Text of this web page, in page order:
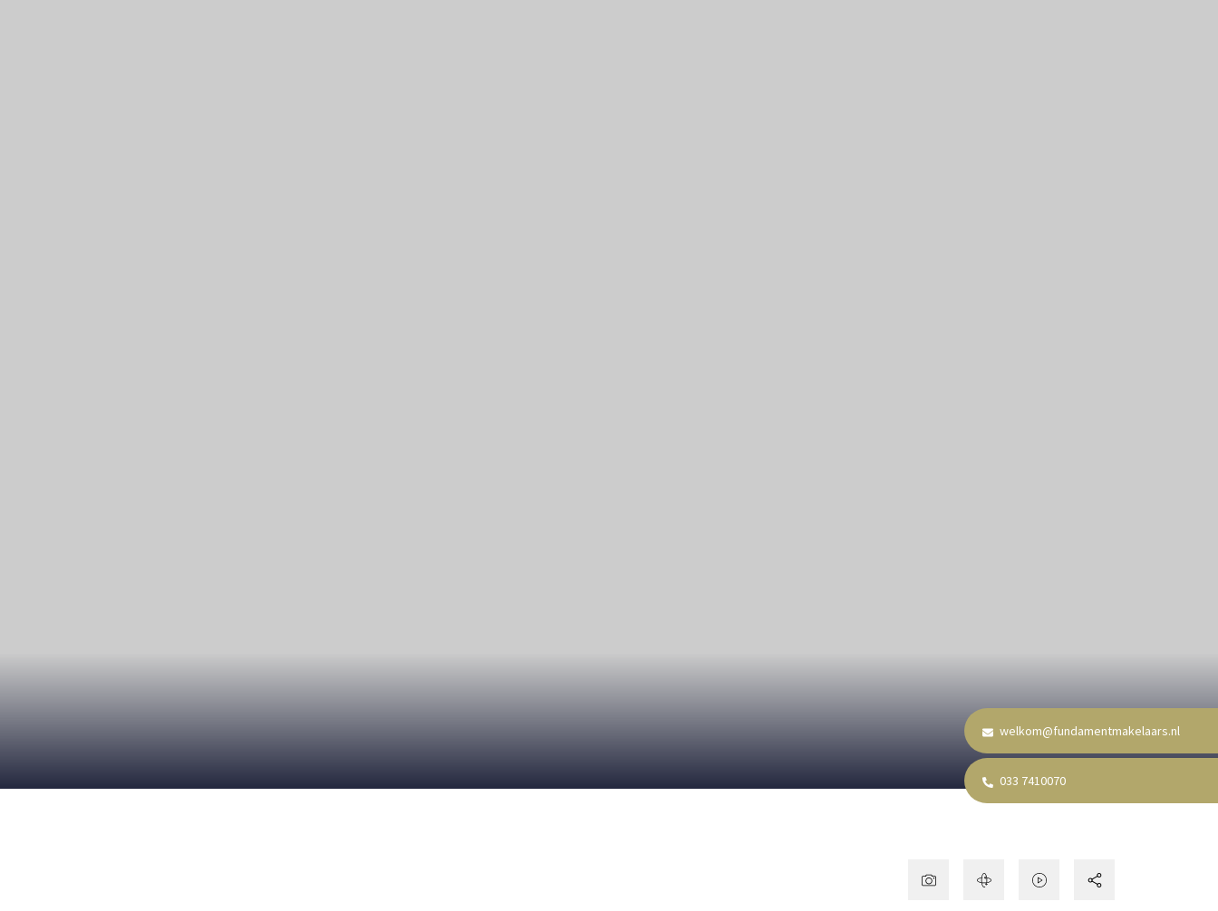
welkom@fundamentmakelaars.nl
033 7410070